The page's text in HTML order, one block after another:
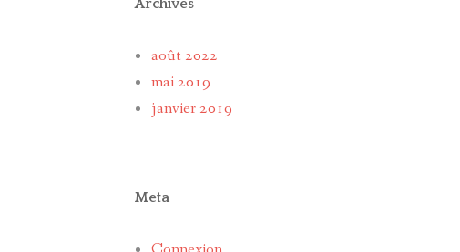
Archives
août 2022
mai 2019
janvier 2019
Meta